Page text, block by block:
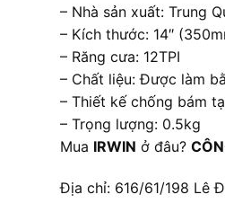
– Nhà sản xuất: Trung
– Kích thước: 14″
– Răng cưa: 12TPI
– Chất liệu: Được làm
– Thiết kế chống bám
– Trọng lượng: 0.5kg
Mua IRWIN ở đâu?
Địa chỉ: 616/61/198 Lê